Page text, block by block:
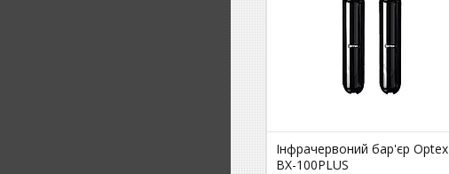
Інфрачервоний бар'єр Optex
BX-100PLUS